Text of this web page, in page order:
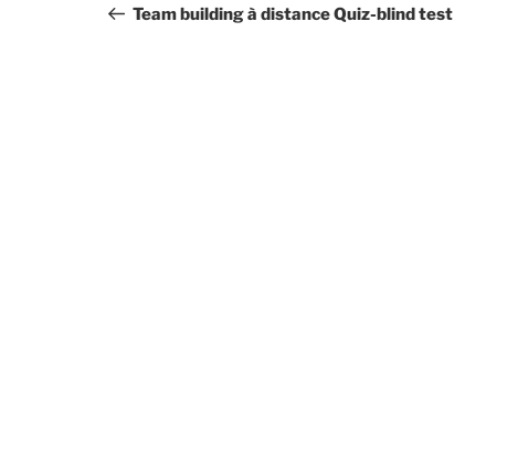
de
précédent
Team building à distance Quiz-blind test